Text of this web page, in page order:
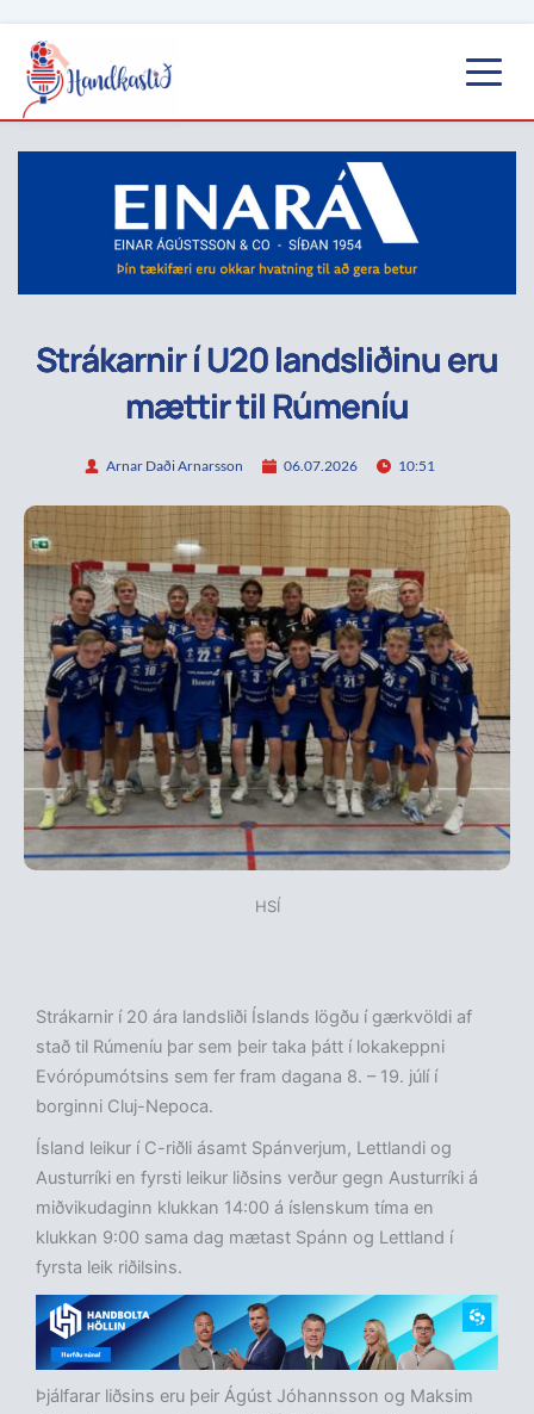
Strákarnir í U20 landsliðinu eru
mættir til Rúmeníu
Arnar Daði Arnarsson 06.07.2026 10:51
HSÍ
Strákarnir í 20 ára landsliði Íslands lögðu í gærkvöldi af
stað til Rúmeníu þar sem þeir taka þátt í lokakeppni
Evórópumótsins sem fer fram dagana 8. – 19. júlí í
borginni Cluj-Nepoca.
Ísland leikur í C-riðli ásamt Spánverjum, Lettlandi og
Austurríki en fyrsti leikur liðsins verður gegn Austurríki á
miðvikudaginn klukkan 14:00 á íslenskum tíma en
klukkan 9:00 sama dag mætast Spánn og Lettland í
fyrsta leik riðilsins.
Þjálfarar liðsins eru þeir Ágúst Jóhannsson og Maksim